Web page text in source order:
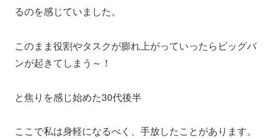
るのを感じていました。
このまま役割やタスクが膨れ上がっていったらビッグバ
ンが起きてしまう～！
と焦りを感じ始めた30代後半
ここで私は身軽になるべく、手放したことがあります。